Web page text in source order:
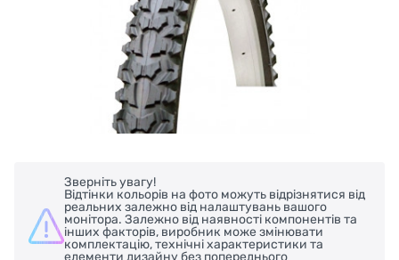
Зверніть увагу!
Відтінки кольорів на фото можуть відрізнятися від
реальних залежно від налаштувань вашого
монітора. Залежно від наявності компонентів та
інших факторів, виробник може змінювати
комплектацію, технічні характеристики та
елементи дизайну без попереднього